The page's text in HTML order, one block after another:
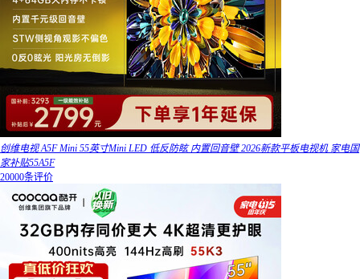
创维电视 A5F Mini 55英寸Mini LED 低反防眩 内置回音壁 2026新款平板电视机 家电国
家补贴55A5F
20000条评价